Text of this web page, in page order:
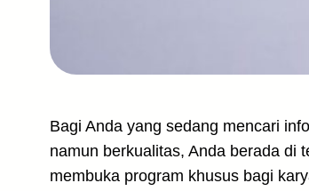
Bagi Anda yang sedang mencari
namun berkualitas, Anda berada di
membuka program khusus bagi